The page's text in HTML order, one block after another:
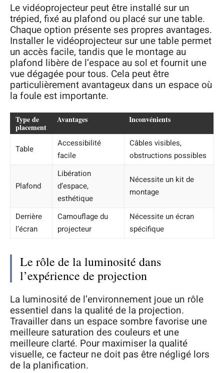
Le vidéoprojecteur peut être installé sur un
trépied, fixé au plafond ou placé sur une table.
Chaque option présente ses propres avantages.
Installer le vidéoprojecteur sur une table permet
un accès facile, tandis que le montage au
plafond libère de l’espace au sol et fournit une
vue dégagée pour tous. Cela peut être
particulièrement avantageux dans un espace où
la foule est importante.
Type de
placement
Avantages Inconvénients
Table
Accessibilité
facile
Câbles visibles,
obstructions possibles
Plafond
Libération
d’espace,
esthétique
Nécessite un kit de
montage
Derrière
l’écran
Camouflage du
projecteur
Nécessite un écran
spécifique
Le rôle de la luminosité dans
l’expérience de projection
La luminosité de l’environnement joue un rôle
essentiel dans la qualité de la projection.
Travailler dans un espace sombre favorise une
meilleure saturation des couleurs et une
meilleure clarté. Pour maximiser la qualité
visuelle, ce facteur ne doit pas être négligé lors
de la planification.